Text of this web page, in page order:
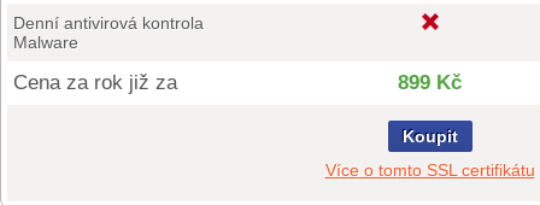
Denní antivirová kontrola
Malware
Cena za rok již za 899 Kč
Koupit
Více o tomto SSL certifikátu